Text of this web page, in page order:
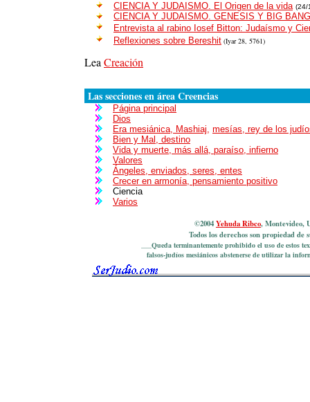
CIENCIA Y JUDAISMO. El Origen de la vida (24/
CIENCIA Y JUDAISMO. GENESIS Y BIG BANG
Entrevista al rabino Iosef Bitton: Judaísmo y
Reflexiones sobre Bereshit (Iyar 28, 5761)
Lea Creación
Las secciones en área Creencias
Página principal
Dios
Era mesiánica, Mashiaj, mesías, rey de los
Bien y Mal, destino
Vida y muerte, más allá, paraíso, infierno
Valores
Ángeles, enviados, seres, entes
Crecer en armonía, pensamiento positivo
Ciencia
Varios
©2004Yehuda Ribco, Montevideo,
Todos los derechos son propiedad de
___Queda terminantemente prohibido el uso de estos
falsos-judíos mesiánicos abstenerse de utilizar la